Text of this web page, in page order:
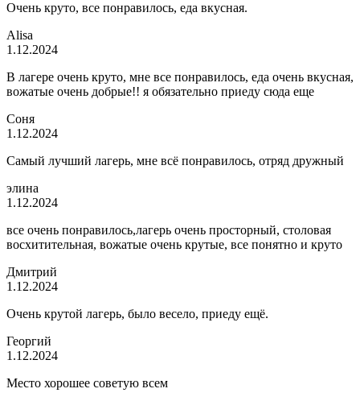
Очень круто, все понравилось, еда вкусная.
Alisa
1.12.2024
В лагере очень круто, мне все понравилось, еда очень вкусная,
вожатые очень добрые!! я обязательно приеду сюда еще
Соня
1.12.2024
Самый лучший лагерь, мне всё понравилось, отряд дружный
элина
1.12.2024
все очень понравилось,лагерь очень просторный, столовая
восхитительная, вожатые очень крутые, все понятно и круто
Дмитрий
1.12.2024
Очень крутой лагерь, было весело, приеду ещë.
Георгий
1.12.2024
Место хорошее советую всем